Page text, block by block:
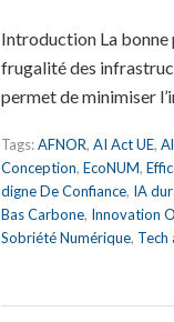
Introduction La bonne
frugalité des
permet de minimiser
Tags:AFNOR, AI Act UE,
Conception, EcoNUM,
digne De Confiance, IA
Bas Carbone, Innovation
Sobriété Numérique, Tech